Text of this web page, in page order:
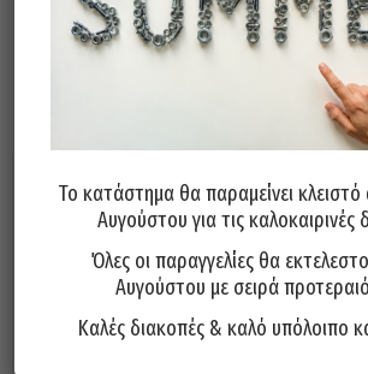
Το κατάστημα θα παραμείνει
Αυγούστου για τις καλοκαιρινές
Όλες οι παραγγελίες θα
Αυγούστου με σειρά
Καλές διακοπές & καλό υπόλοιπο